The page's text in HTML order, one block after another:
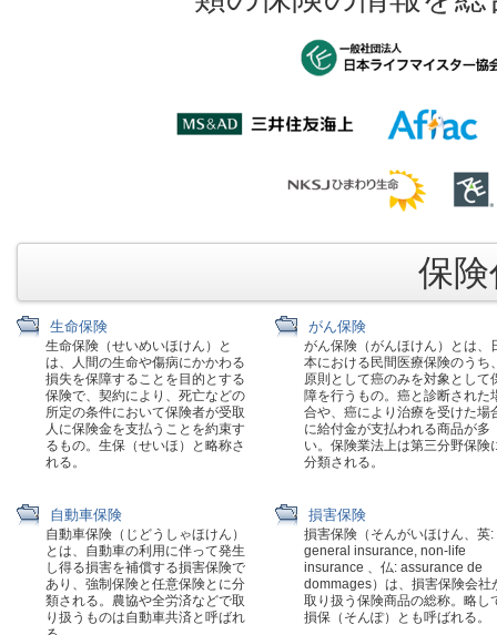
保
生命保険
生命保険（せいめいほけん）と
は、人間の生命や傷病にかかわる
損失を保障することを目的とする
保険で、契約により、死亡などの
所定の条件において保険者が受取
人に保険金を支払うことを約束す
るもの。生保（せいほ）と略称さ
れる。
がん保険
がん保険（がんほけん）とは、
本における民間医療保険のうち
原則として癌のみを対象として
障を行うもの。癌と診断された
合や、癌により治療を受けた場
に給付金が支払われる商品が多
い。保険業法上は第三分野保険
分類される。
自動車保険
自動車保険（じどうしゃほけん）
とは、自動車の利用に伴って発生
し得る損害を補償する損害保険で
あり、強制保険と任意保険とに分
類される。農協や全労済などで取
り扱うものは自動車共済と呼ばれ
損害保険
損害保険（そんがいほけん、英:
general insurance, non-life
insurance 、仏: assurance de
dommages）は、損害保険会社
取り扱う保険商品の総称。略し
損保（そんぽ）とも呼ばれる。